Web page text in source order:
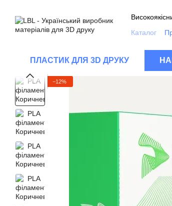
Каталог
ПЛАСТИК ДЛЯ 3D ДРУКУ
−12%